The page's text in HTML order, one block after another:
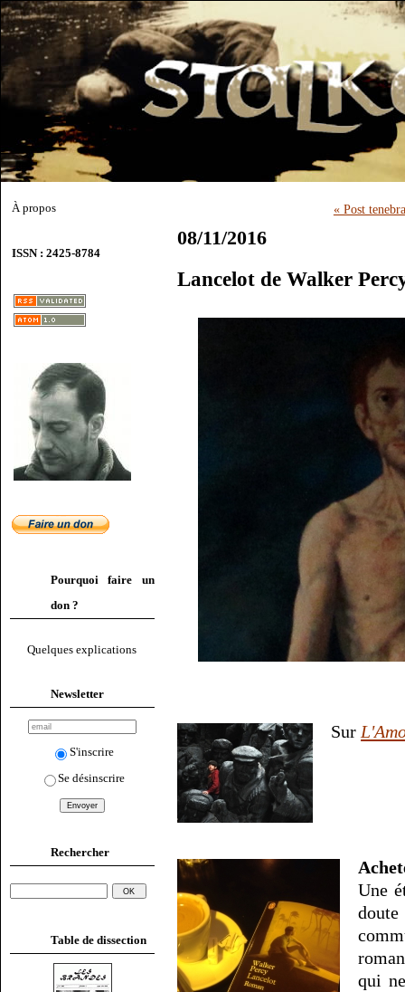
À propos
ISSN : 2425-8784
Pourquoi faire un
don ?
Quelques explications
Newsletter
S'inscrire
Se désinscrire
Rechercher
Table de dissection
« Post
08/11/2016
Lancelot de Walker
Sur
Une
qui